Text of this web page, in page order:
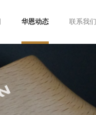
华恩动态 联系我们